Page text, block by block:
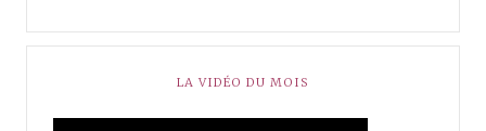
LA VIDÉO DU MOIS